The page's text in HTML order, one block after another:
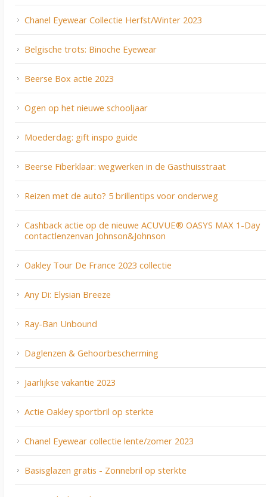
Chanel Eyewear Collectie Herfst/Winter 2023
Belgische trots: Binoche Eyewear
Beerse Box actie 2023
Ogen op het nieuwe schooljaar
Moederdag: gift inspo guide
Beerse Fiberklaar: wegwerken in de Gasthuisstraat
Reizen met de auto? 5 brillentips voor onderweg
Cashback actie op de nieuwe ACUVUE® OASYS MAX 1-Day
contactlenzenvan Johnson&Johnson
Oakley Tour De France 2023 collectie
Any Di: Elysian Breeze
Ray-Ban Unbound
Daglenzen & Gehoorbescherming
Jaarlijkse vakantie 2023
Actie Oakley sportbril op sterkte
Chanel Eyewear collectie lente/zomer 2023
Basisglazen gratis - Zonnebril op sterkte